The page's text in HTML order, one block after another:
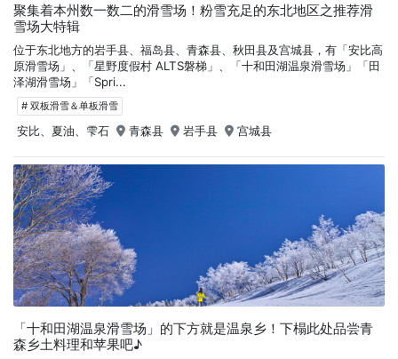
聚集着本州数一数二的滑雪场！粉雪充足的东北地区之推荐滑
雪场大特辑
位于东北地方的岩手县、福岛县、青森县、秋田县及宫城县，有「安比高
原滑雪场」、「星野度假村 ALTS磐梯」、「十和田湖温泉滑雪场」「田
泽湖滑雪场」「Spri...
# 双板滑雪＆单板滑雪
安比、夏油、雫石 青森县 岩手县 宫城县
「十和田湖温泉滑雪场」的下方就是温泉乡！下榻此处品尝青
森乡土料理和苹果吧♪